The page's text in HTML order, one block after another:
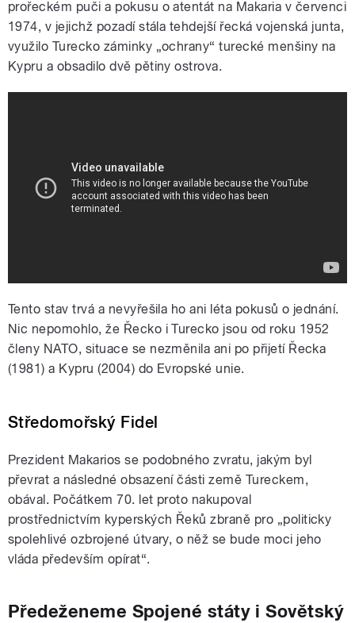
prořeckém puči a pokusu o atentát na Makaria v červenci
1974, v jejichž pozadí stála tehdejší řecká vojenská junta,
využilo Turecko záminky „ochrany“ turecké menšiny na
Kypru a obsadilo dvě pětiny ostrova.
Tento stav trvá a nevyřešila ho ani léta pokusů o jednání.
Nic nepomohlo, že Řecko i Turecko jsou od roku 1952
členy NATO, situace se nezměnila ani po přijetí Řecka
(1981) a Kypru (2004) do Evropské unie.
Středomořský Fidel
Prezident Makarios se podobného zvratu, jakým byl
převrat a následné obsazení části země Tureckem,
obával. Počátkem 70. let proto nakupoval
prostřednictvím kyperských Řeků zbraně pro „politicky
spolehlivé ozbrojené útvary, o něž se bude moci jeho
vláda především opírat“.
Předeženeme Spojené státy i Sovětský